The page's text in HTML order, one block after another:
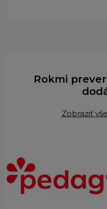
Rokmi
Zobraziť